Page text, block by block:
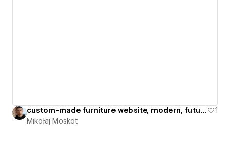
custom-made furniture website, modern, futuristic
1
Mikołaj Moskot